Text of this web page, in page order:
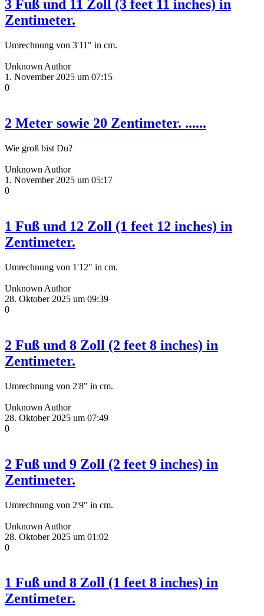
3 Fuß und 11 Zoll (3 feet 11 inches) in
Zentimeter.
Umrechnung von 3'11" in cm.
Unknown Author
1. November 2025 um 07:15
0
2 Meter sowie 20 Zentimeter. ......
Wie groß bist Du?
Unknown Author
1. November 2025 um 05:17
0
1 Fuß und 12 Zoll (1 feet 12 inches) in
Zentimeter.
Umrechnung von 1'12" in cm.
Unknown Author
28. Oktober 2025 um 09:39
0
2 Fuß und 8 Zoll (2 feet 8 inches) in
Zentimeter.
Umrechnung von 2'8" in cm.
Unknown Author
28. Oktober 2025 um 07:49
0
2 Fuß und 9 Zoll (2 feet 9 inches) in
Zentimeter.
Umrechnung von 2'9" in cm.
Unknown Author
28. Oktober 2025 um 01:02
0
1 Fuß und 8 Zoll (1 feet 8 inches) in
Zentimeter.